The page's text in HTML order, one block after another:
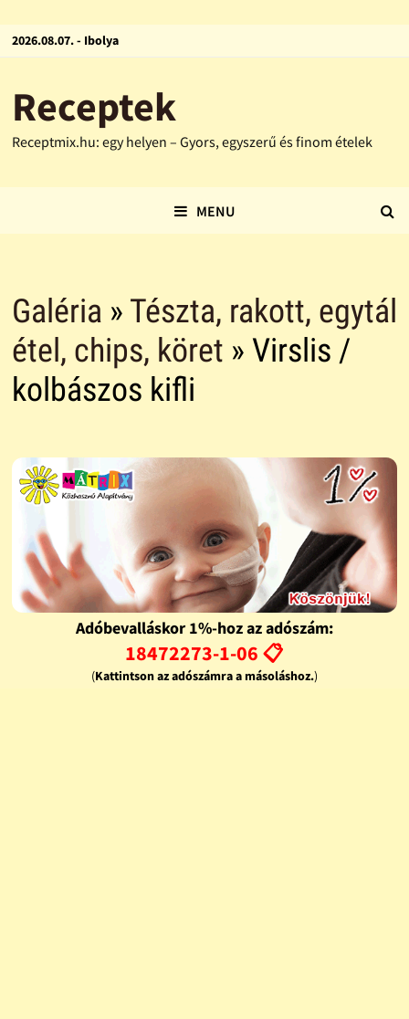
2026.08.07. - Ibolya
Receptek
Receptmix.hu: egy helyen – Gyors, egyszerű és finom ételek
MENU
Galéria » Tészta, rakott, egytál
étel, chips, köret » Virslis /
kolbászos kifli
Adóbevalláskor 1%-hoz az adószám:
18472273-1-06 📋
(Kattintson az adószámra a másoláshoz.)